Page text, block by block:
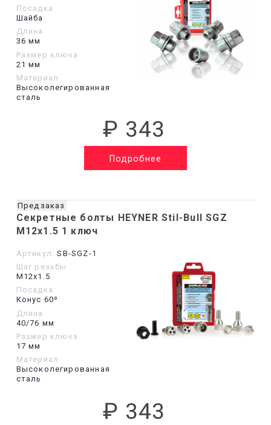
Посадка
Шайба
Длина
36 мм
Размер ключа
21 мм
Материал
Высоколегированная
сталь
₽ 343
Подробнее
Секретные болты HEYNER Stil-Bull SGZ
M12x1.5 1 ключ
Артикул: SB-SGZ-1
Шаг резьбы
М12х1.5
Посадка
Конус 60º
Длина
40/76 мм
Размер ключа
17 мм
Материал
Высоколегированная
сталь
Предзаказ
₽ 343